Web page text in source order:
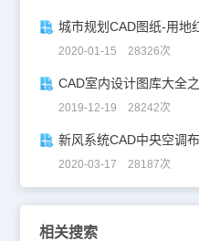
城市规划CAD图纸-用地
2020-01-15 28326次
CAD室内设计图库大全
2019-12-19 28242次
新风系统CAD中央空调
2020-03-17 28187次
相关搜索